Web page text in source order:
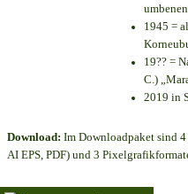
1945 =
19?? =
C.)
2019 in
Download: Im Downloadpaket sind
AI EPS, PDF) und 3